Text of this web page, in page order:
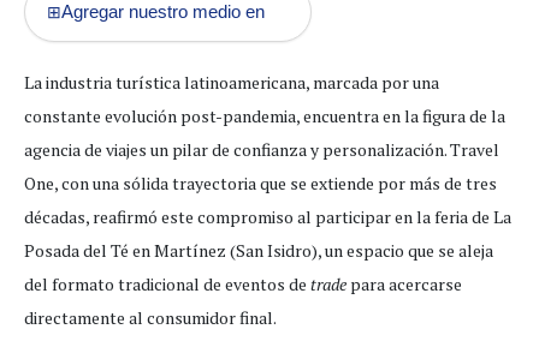
⊞Agregar nuestro medio en
La industria turística latinoamericana, marcada por una
constante evolución post-pandemia, encuentra en la figura de la
agencia de viajes un pilar de confianza y personalización. Travel
One, con una sólida trayectoria que se extiende por más de tres
décadas, reafirmó este compromiso al participar en la feria de La
Posada del Té en Martínez (San Isidro), un espacio que se aleja
del formato tradicional de eventos de trade para acercarse
directamente al consumidor final.